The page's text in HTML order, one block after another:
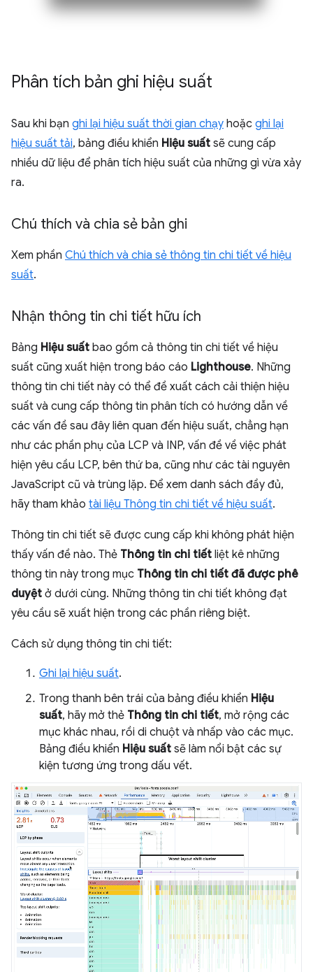
Phân tích bản ghi hiệu suất
Sau khi bạn ghi lại hiệu suất thời gian chạy hoặc ghi lại
hiệu suất tải, bảng điều khiển Hiệu suất sẽ cung cấp
nhiều dữ liệu để phân tích hiệu suất của những gì vừa xảy
ra.
Chú thích và chia sẻ bản ghi
Xem phần Chú thích và chia sẻ thông tin chi tiết về hiệu
suất.
Nhận thông tin chi tiết hữu ích
Bảng Hiệu suất bao gồm cả thông tin chi tiết về hiệu
suất cũng xuất hiện trong báo cáo Lighthouse. Những
thông tin chi tiết này có thể đề xuất cách cải thiện hiệu
suất và cung cấp thông tin phân tích có hướng dẫn về
các vấn đề sau đây liên quan đến hiệu suất, chẳng hạn
như các phần phụ của LCP và INP, vấn đề về việc phát
hiện yêu cầu LCP, bên thứ ba, cũng như các tài nguyên
JavaScript cũ và trùng lặp. Để xem danh sách đầy đủ,
hãy tham khảo tài liệu Thông tin chi tiết về hiệu suất.
Thông tin chi tiết sẽ được cung cấp khi không phát hiện
thấy vấn đề nào. Thẻ Thông tin chi tiết liệt kê những
thông tin này trong mục Thông tin chi tiết đã được phê
duyệt ở dưới cùng. Những thông tin chi tiết không đạt
yêu cầu sẽ xuất hiện trong các phần riêng biệt.
Cách sử dụng thông tin chi tiết:
Ghi lại hiệu suất.
Trong thanh bên trái của bảng điều khiển Hiệu
suất, hãy mở thẻ Thông tin chi tiết, mở rộng các
mục khác nhau, rồi di chuột và nhấp vào các mục.
Bảng điều khiển Hiệu suất sẽ làm nổi bật các sự
kiện tương ứng trong dấu vết.